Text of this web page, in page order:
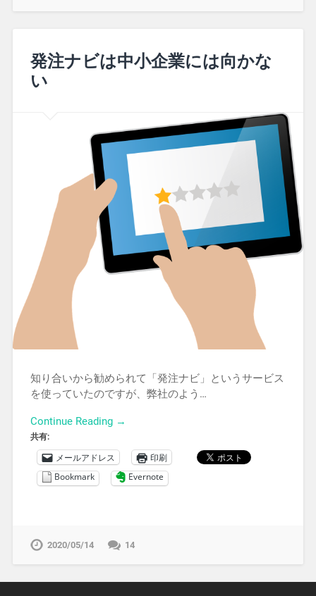
発注ナビは中小企業には向かな
い
知り合いから勧められて「発注ナビ」というサービス
を使っていたのですが、弊社のよう…
Continue Reading →
共有:
メールアドレス
印刷
Bookmark
Evernote
2020/05/14 14